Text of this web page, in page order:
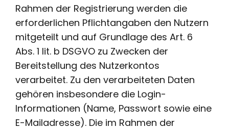
Rahmen der Registrierung werden die
erforderlichen Pflichtangaben den Nutzern
mitgeteilt und auf Grundlage des Art. 6
Abs. 1 lit. b DSGVO zu Zwecken der
Bereitstellung des Nutzerkontos
verarbeitet. Zu den verarbeiteten Daten
gehören insbesondere die Login-
Informationen (Name, Passwort sowie eine
E-Mailadresse). Die im Rahmen der